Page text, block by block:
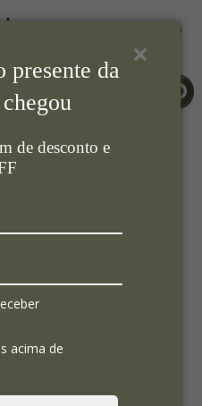
presente da
de desconto e
acima de
P/ CAFE DE VIDRO